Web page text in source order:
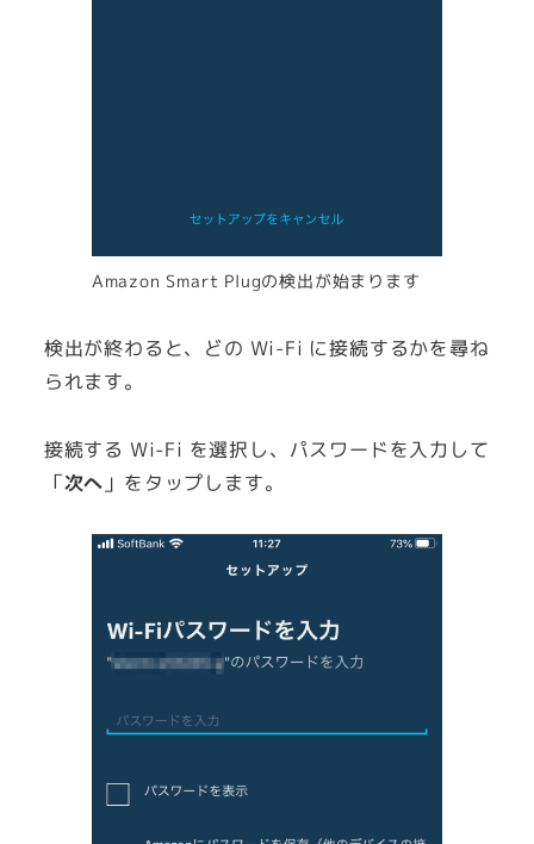
Amazon Smart Plugの検出が始まります
検出が終わると、どの Wi-Fi に接続するかを尋ね
られます。
接続する Wi-Fi を選択し、パスワードを入力して
「次へ 」をタップします。